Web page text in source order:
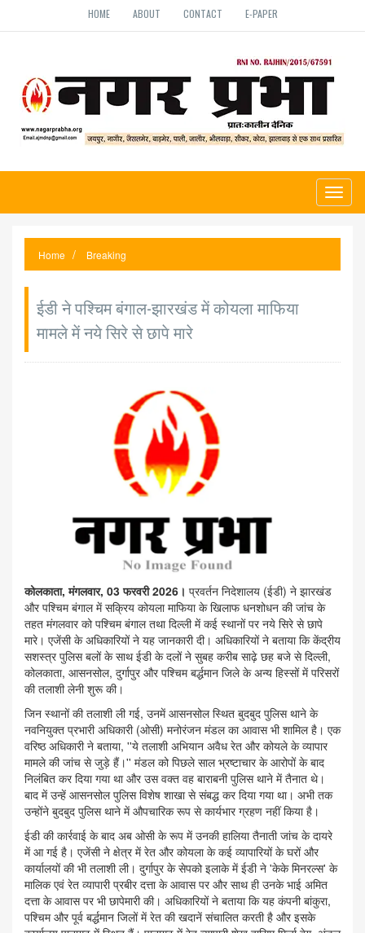
HOME ABOUT CONTACT E-PAPER
Home Breaking
ईडी ने पश्चिम बंगाल-झारखंड में कोयला माफिया
मामले में नये सिरे से छापे मारे
कोलकाता, मंगलवार, 03 फरवरी 2026। प्रवर्तन निदेशालय (ईडी) ने झारखंड
और पश्चिम बंगाल में सक्रिय कोयला माफिया के खिलाफ धनशोधन की जांच के
तहत मंगलवार को पश्चिम बंगाल तथा दिल्ली में कई स्थानों पर नये सिरे से छापे
मारे। एजेंसी के अधिकारियों ने यह जानकारी दी। अधिकारियों ने बताया कि केंद्रीय
सशस्त्र पुलिस बलों के साथ ईडी के दलों ने सुबह करीब साढ़े छह बजे से दिल्ली,
कोलकाता, आसनसोल, दुर्गापुर और पश्चिम बर्द्धमान जिले के अन्य हिस्सों में परिसरों
की तलाशी लेनी शुरू की।
जिन स्थानों की तलाशी ली गई, उनमें आसनसोल स्थित बुदबुद पुलिस थाने के
नवनियुक्त प्रभारी अधिकारी (ओसी) मनोरंजन मंडल का आवास भी शामिल है। एक
वरिष्ठ अधिकारी ने बताया, ''ये तलाशी अभियान अवैध रेत और कोयले के व्यापार
मामले की जांच से जुड़े हैं।'' मंडल को पिछले साल भ्रष्टाचार के आरोपों के बाद
निलंबित कर दिया गया था और उस वक्त वह बाराबनी पुलिस थाने में तैनात थे।
बाद में उन्हें आसनसोल पुलिस विशेष शाखा से संबद्ध कर दिया गया था। अभी तक
उन्होंने बुदबुद पुलिस थाने में औपचारिक रूप से कार्यभार ग्रहण नहीं किया है।
ईडी की कार्रवाई के बाद अब ओसी के रूप में उनकी हालिया तैनाती जांच के दायरे
में आ गई है। एजेंसी ने क्षेत्र में रेत और कोयला के कई व्यापारियों के घरों और
कार्यालयों की भी तलाशी ली। दुर्गापुर के सेपको इलाके में ईडी ने 'केके मिनरल्स' के
मालिक एवं रेत व्यापारी प्रबीर दत्ता के आवास पर और साथ ही उनके भाई अमित
दत्ता के आवास पर भी छापेमारी की। अधिकारियों ने बताया कि यह कंपनी बांकुरा,
पश्चिम और पूर्व बर्द्धमान जिलों में रेत की खदानें संचालित करती है और इसके